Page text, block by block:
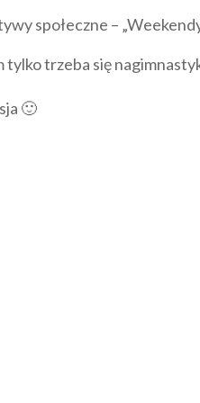
społeczne –
tylko trzeba się
🙂